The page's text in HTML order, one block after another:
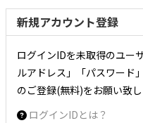
新規アカウント登録
ログインIDを未取得のユー
ルアドレス」「パスワード
のご登録(無料)をお願い致し
ログインIDとは？